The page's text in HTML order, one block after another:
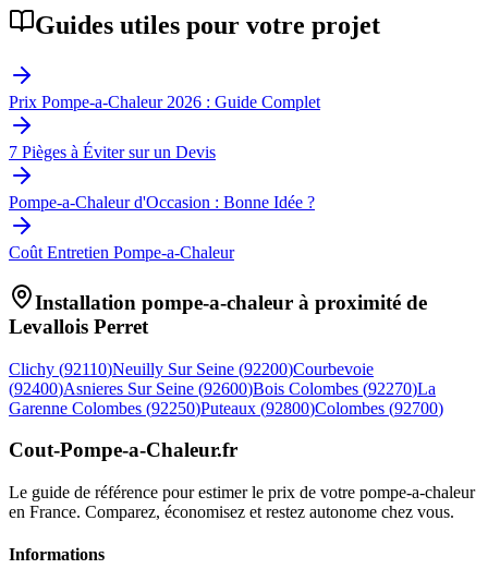
Guides utiles pour votre projet
Prix Pompe-a-Chaleur 2026 : Guide Complet
7 Pièges à Éviter sur un Devis
Pompe-a-Chaleur d'Occasion : Bonne Idée ?
Coût Entretien Pompe-a-Chaleur
Installation pompe-a-chaleur à proximité de
Levallois Perret
Clichy (92110)Neuilly Sur Seine (92200)Courbevoie
(92400)Asnieres Sur Seine (92600)Bois Colombes (92270)La
Garenne Colombes (92250)Puteaux (92800)Colombes (92700)
Cout-Pompe-a-Chaleur.fr
Le guide de référence pour estimer le prix de votre pompe-a-chaleur
en France. Comparez, économisez et restez autonome chez vous.
Informations